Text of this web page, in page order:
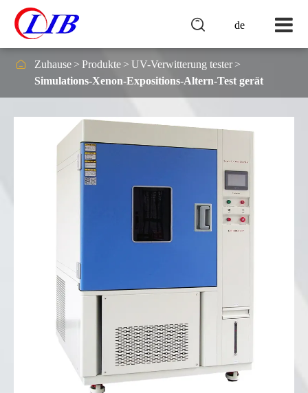
de

 Zuhause Produkte
UV-Verwitterung tester
Simulations-Xenon-Expositions-Altern-Test gerät